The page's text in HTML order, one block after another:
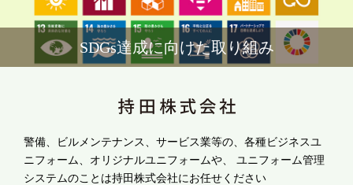
SDGs達成に向けた取り組み
警備、ビルメンテナンス、サービス業等の、各種ビジネスユ
ニフォーム、オリジナルユニフォームや、
ユニフォーム管理
システムのことは持田株式会社にお任せください